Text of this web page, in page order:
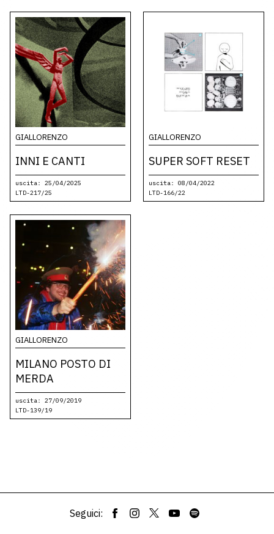
GIALLORENZO
INNI E CANTI
uscita: 25/04/2025
LTD-217/25
GIALLORENZO
SUPER SOFT RESET
uscita: 08/04/2022
LTD-166/22
GIALLORENZO
MILANO POSTO DI
MERDA
uscita: 27/09/2019
LTD-139/19
Seguici: